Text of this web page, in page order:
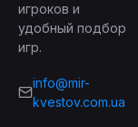
игроков и
удобный подбор
игр.
info@mir-
kvestov.com.ua